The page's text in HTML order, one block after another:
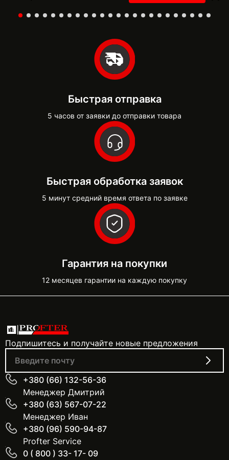
Быстрая отправка
5 часов от заявки до отправки товара
Быстрая обработка заявок
5 минут средний время ответа по заявке
Гарантия на покупки
12 месяцев гарантии на каждую покупку
Подпишитесь и получайте новые предложения
+380 (66) 132-56-36
Менеджер Дмитрий
+380 (63) 567-07-22
Менеджер Иван
+380 (96) 590-94-87
Profter Service
0 ( 800 ) 33- 17- 09